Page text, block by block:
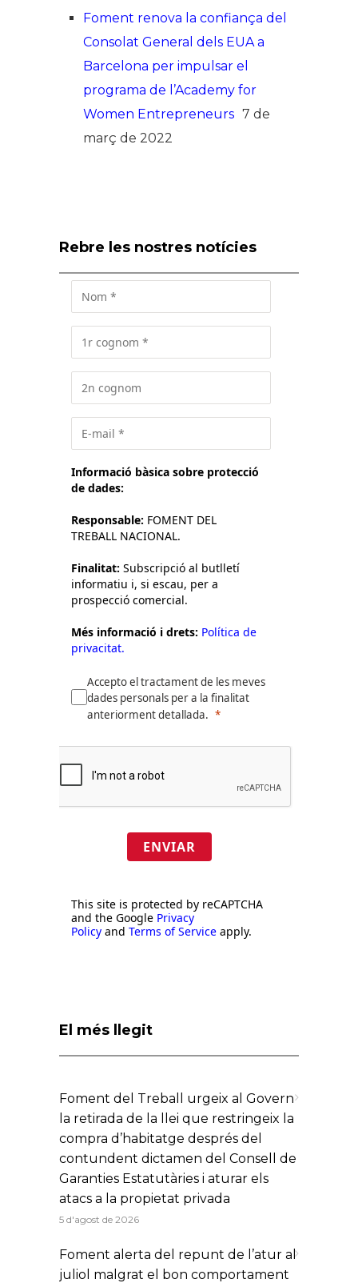
Foment renova la confiança del
Consolat General dels EUA a
Barcelona per impulsar el
programa de l’Academy for
Women Entrepreneurs 7 de
març de 2022
Rebre les nostres notícies
Informació bàsica sobre protecció
de dades:
Responsable: FOMENT DEL
TREBALL NACIONAL.
Finalitat: Subscripció al butlletí
informatiu i, si escau, per a
prospecció comercial.
Més informació i drets: Política de
privacitat.
Accepto el tractament de les meves
dades personals per a la finalitat
anteriorment detallada.
ENVIAR
This site is protected by reCAPTCHA
and the Google Privacy
Policy and Terms of Service apply.
El més llegit
Foment del Treball urgeix al Govern
la retirada de la llei que restringeix la
compra d’habitatge després del
contundent dictamen del Consell de
Garanties Estatutàries i aturar els
atacs a la propietat privada
5 d'agost de 2026
Foment alerta del repunt de l’atur al
juliol malgrat el bon comportament